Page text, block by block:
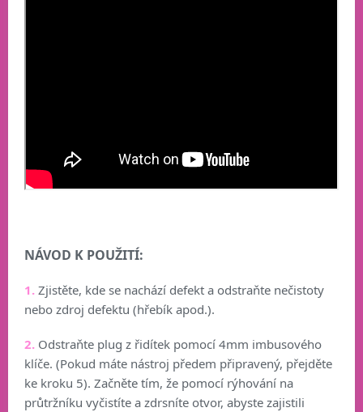
NÁVOD K POUŽITÍ:
1. Zjistěte, kde se nachází defekt a odstraňte nečistoty
nebo zdroj defektu (hřebík apod.).
2. Odstraňte plug z řidítek pomocí 4mm imbusového
klíče. (Pokud máte nástroj předem připravený, přejděte
ke kroku 5). Začněte tím, že pomocí rýhování na
průtržníku vyčistíte a zdrsníte otvor, abyste zajistili